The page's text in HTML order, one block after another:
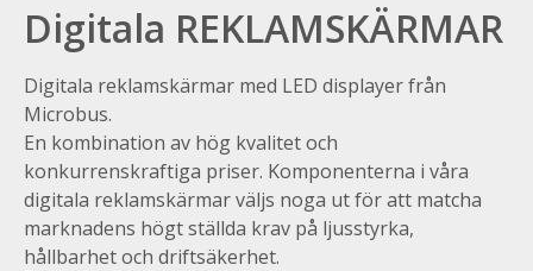
Digitala REKLAMSKÄRMAR
Digitala reklamskärmar med LED displayer från
Microbus.
En kombination av hög kvalitet och
konkurrenskraftiga priser. Komponenterna i våra
digitala reklamskärmar väljs noga ut för att matcha
marknadens högt ställda krav på ljusstyrka,
hållbarhet och driftsäkerhet.